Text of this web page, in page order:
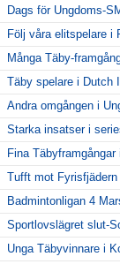
Dags för Ungdoms-
Följ våra elitspelare i
Många Täby-
Täby spelare i Dutch
Andra omgången i
Starka insatser i
Fina
Tufft mot Fyrisfjädern
Badmintonligan 4
Sportlovslägret slut-
Unga Täbyvinnare i